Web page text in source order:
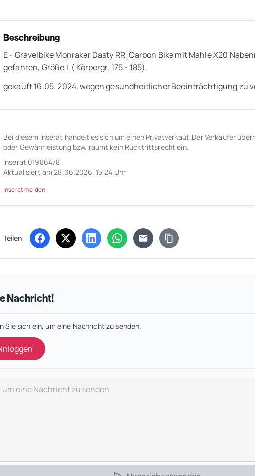
Beschreibung
E - Gravelbike Monraker Dasty RR, Carbon Bike mit Mahle X20
gefahren, Größe L ( Körpergr. 175 - 185),
gekauft 16.05. 2024, wegen gesundheitlicher Beeinträchtigung zu
Bei diesem Inserat handelt es sich um einen Privatverkauf. Der Verkäufer
oder Gewährleistung bzw. räumt kein Rücktrittsrecht ein.
Inserat 01986478
Aktualisiert am 28.06.2026, 15:24 Uhr
Inserat melden
Teilen: (öffnet in neuem Tab)
(öffnet in neuem Tab)
(öffnet in neuem Tab)
(öffnet in neuem Tab)
Nachricht!
Sie sich ein, um eine Nachricht zu senden.